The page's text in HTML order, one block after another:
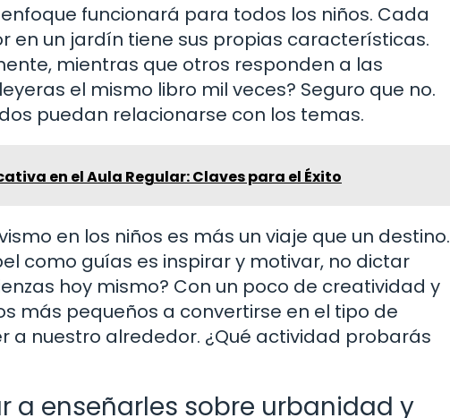
funcionará para todos los niños. Cada
en un jardín tiene sus propias características.
mientras que otros responden a las
el mismo libro mil veces? Seguro que no.
puedan relacionarse con los temas.
en el Aula Regular: Claves para el Éxito
en los niños es más un viaje que un destino.
como guías es inspirar y motivar, no dictar
hoy mismo? Con un poco de creatividad y
más pequeños a convertirse en el tipo de
a nuestro alrededor. ¿Qué actividad probarás
a enseñarles sobre urbanidad y